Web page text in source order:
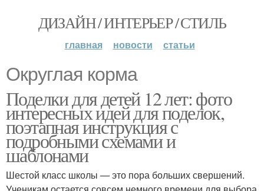
ДИЗАЙН / ИНТЕРЬЕР / СТИЛЬ
главная новости статьи
Округлая корма
Поделки для детей 12 лет: фото
интересных идей для поделок,
поэтапная инструкция с
подробными схемами и
шаблонами
Шестой класс школы — это пора больших свершений.